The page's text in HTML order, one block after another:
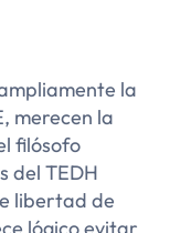
la
merecen la
filósofo
del TEDH
libertad de